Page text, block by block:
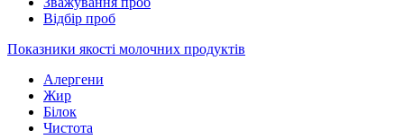
Відбір проб
Показники якості молочних продуктів
Алергени
Жир
Білок
Чистота